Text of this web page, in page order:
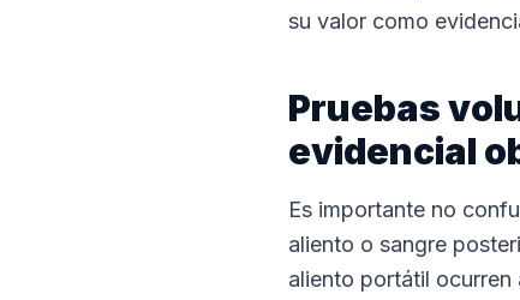
su valor como
Pruebas
evidencial
Es importante no
aliento o sangre
aliento portátil ocurren